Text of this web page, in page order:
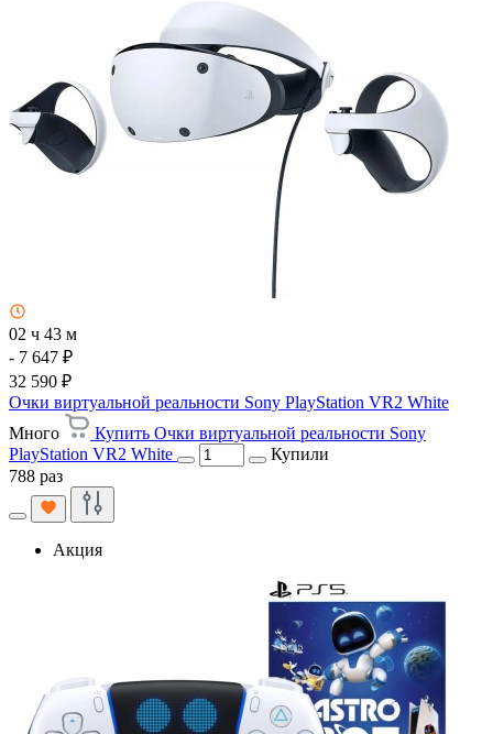
02 ч 43 м
- 7 647 ₽
32 590 ₽
Очки виртуальной реальности Sony PlayStation VR2 White
Много
Купить Очки виртуальной реальности Sony
PlayStation VR2 White
Купили
788 раз
Акция